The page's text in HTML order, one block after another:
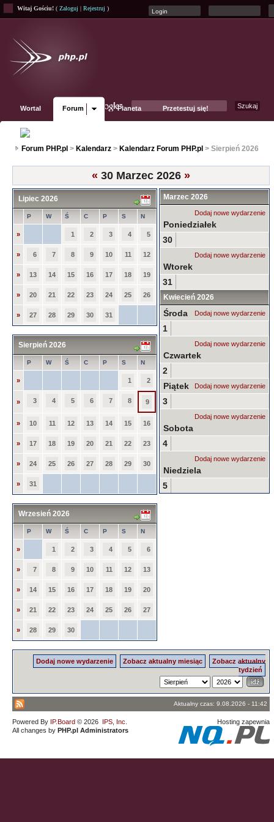
Witaj Gościu! ( Zaloguj | Rejestruj )
Wortal Forum Planeta Przetestuj się!
Forum PHP.pl > Kalendarz > Kalendarz Forum PHP.pl > Sierpień 2026
« 30 Marzec 2026 »
Lipiec 2026
P W Ś C P S N
» 1 2 3 4 5
» 6 7 8 9 10 11 12
» 13 14 15 16 17 18 19
» 20 21 22 23 24 25 26
» 27 28 29 30 31
Sierpień 2026
P W Ś C P S N
» 1 2
» 3 4 5 6 7 8 9
» 10 11 12 13 14 15 16
» 17 18 19 20 21 22 23
» 24 25 26 27 28 29 30
» 31
Wrzesień 2026
P W Ś C P S N
» 1 2 3 4 5 6
» 7 8 9 10 11 12 13
» 14 15 16 17 18 19 20
» 21 22 23 24 25 26 27
» 28 29 30
Marzec 2026
Dodaj nowe wydarzenie
Poniedziałek
30
Dodaj nowe wydarzenie
Wtorek
31
Kwiecień 2026
Dodaj nowe wydarzenie
Środa
1
Dodaj nowe wydarzenie
Czwartek
2
Dodaj nowe wydarzenie
Piątek
3
Dodaj nowe wydarzenie
Sobota
4
Dodaj nowe wydarzenie
Niedziela
5
Dodaj nowe wydarzenie Zobacz aktualny miesiąc
Zobacz aktualny
tydzień
Aktualny czas: 9.08.2026 - 11:42
Powered By IP.Board © 2026 IPS, Inc
All changes by PHP.pl Administrators
Hosting zapewnia